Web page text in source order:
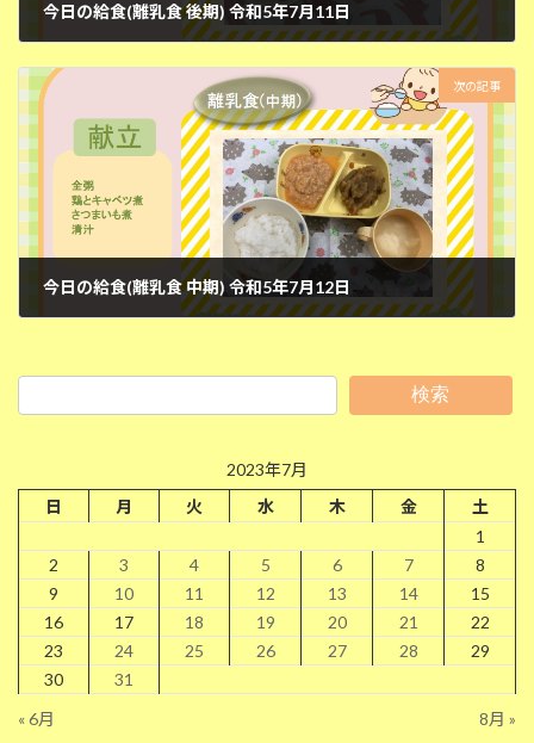
今日の給食(離乳食 後期) 令和5年7月11日
次の記事
今日の給食(離乳食 中期) 令和5年7月12日
検索
2023年7月
日
月 火 水 木 金
土
1
2
3 4 5 6 7
8
9
10 11 12 13 14
15
16
17 18 19 20 21
22
23
24 25 26 27 28
29
30
31
« 6月
8月 »